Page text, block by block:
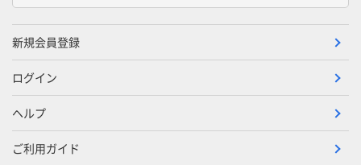
新規会員登録
ログイン
ヘルプ
ご利用ガイド